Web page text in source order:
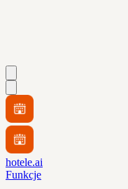
hotele.ai
Funkcje